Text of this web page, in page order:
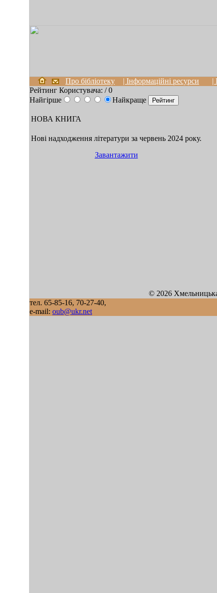
Про бібліотеку | Інформаційні ресурси
|
Рейтинг Користувача: / 0
Найгірше
Найкраще
НОВА КНИГА
Нові надходження літератури за червень 2024 року.
Завантажити
© 2026
тел. 65-85-16, 70-27-40,
e-mail: oub@ukr.net